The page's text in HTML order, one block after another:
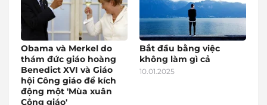
Obama và Merkel do
thám đức giáo hoàng
Benedict XVI và Giáo
hội Công giáo để kích
động một 'Mùa xuân
Công giáo'
Bắt đầu bằng việc
không làm gì cả
10.01.2025